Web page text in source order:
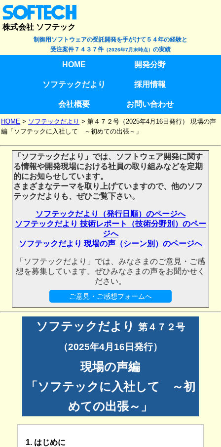
株式会社 ソフテック
制御用ソフトウェアの受託開発を手がけて５４年の経験と
受注案件７４３７件 （2026年7月末時点） の実績
HOME 開発分野
ソフテックだより 採用情報
会社概要 お問い合わせ
HOME > ソフテックだより >第４７２号（2025年4月16日発行） 現場の声
編「ソフテックに入社して ～初めての出張～」
「ソフテックだより」では、ソフトウェア開発に関す
る情報や開発現場における社員の取り組みなどを定期
的にお知らせしています。
さまざまなテーマを取り上げていますので、他のソフ
テックだよりも、ぜひご覧下さい。
ソフテックだより（発行日順）のページへ
ソフテックだより 技術レポート（技術分野別）のペー
ジへ
ソフテックだより 現場の声（シーン別）のページへ
「ソフテックだより」では、みなさまのご意見・ご感
想を募集しています。ぜひみなさまの声をお聞かせく
ださい。
ご意見・ご感想フォームへ
ソフテックだより
第４７２号
（2025年4月16日発行）
現場の声編
「ソフテックに入社して ～初
めての出張～」
1. はじめに